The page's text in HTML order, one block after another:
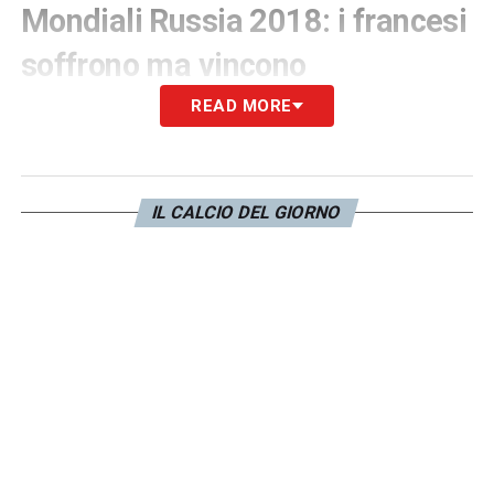
Mondiali Russia 2018: i francesi
soffrono ma vincono
ha era la seconda sfida di
sofferta per i francesi. Ecco il video con gli
highlights report del match.
READ MORE
IL CALCIO DEL GIORNO